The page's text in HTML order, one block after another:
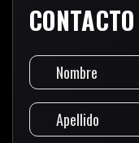
CONTACTO